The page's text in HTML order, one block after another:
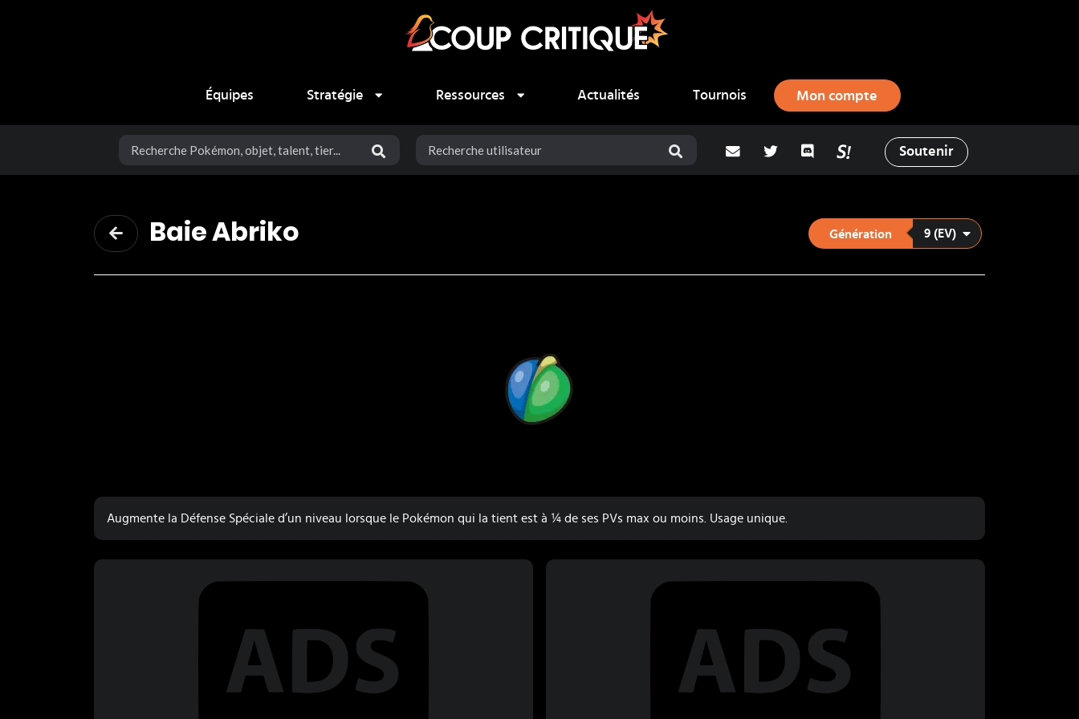
Équipes
Stratégie Ressources Actualités Tournois Mon compte
adresse email
Twitter DiscordLa Salty Room sur Pokémon
Soutenir
Baie Abriko Génération 9 (EV)
Augmente la Défense Spéciale d’un niveau lorsque le Pokémon qui la tient est à ¼ de ses PVs max ou moins. Usage unique.